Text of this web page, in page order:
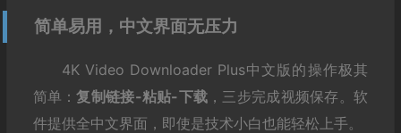
简单易用，中文界面无压力
4K Video Downloader Plus中文版的操作极其
简单：复制链接-粘贴-下载 ，三步完成视频保存。软
件提供全中文界面，即使是技术小白也能轻松上手。